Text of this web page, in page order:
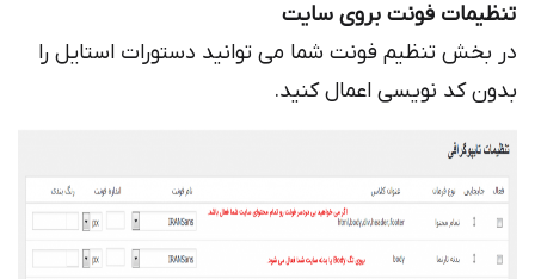
فونت بروی سایت
تنظیم فونت شما می توانید دستورات استایل را
نویسی اعمال کنید.